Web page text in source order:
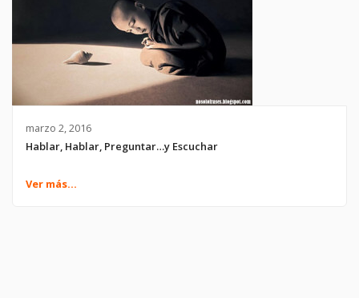
marzo 2, 2016
Hablar, Hablar, Preguntar…y Escuchar
Ver más...